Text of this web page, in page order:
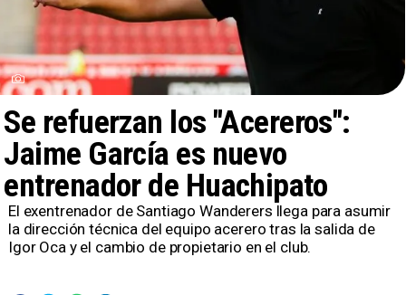
Se refuerzan los "Acereros":
Jaime García es nuevo
entrenador de Huachipato
​El exentrenador de Santiago Wanderers llega para asumir
la dirección técnica del equipo acerero tras la salida de
Igor Oca y el cambio de propietario en el club.